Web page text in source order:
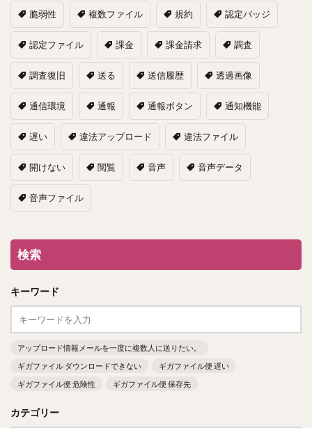
脆弱性 複数ファイル 規約 認定バッジ
認定ファイル 課金 課金請求 調査
調査復旧 送る 送信履歴 透過画像
通信環境 通報 通報ボタン 通知機能
遅い 違法アップロード 違法ファイル
開けない 閲覧 音声 音声データ
音声ファイル
検索
キーワード
アップロード情報メールを一度に複数人に送りたい。
ギガファイル ダウンロードできない
ギガファイル便 遅い
ギガファイル便 危険性
ギガファイル便 保存先
カテゴリー